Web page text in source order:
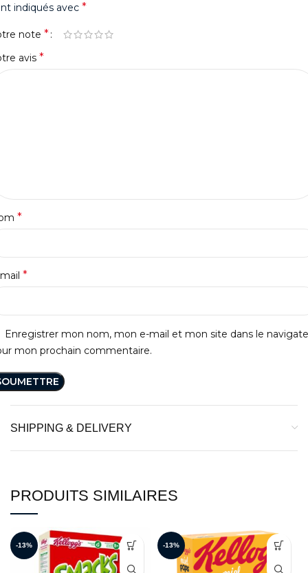
indiqués avec *
note *
avis *
*
*
Enregistrer mon nom, mon e-mail et mon site dans le
mon prochain commentaire.
SHIPPING & DELIVERY
PRODUITS SIMILAIRES
-13% -13%